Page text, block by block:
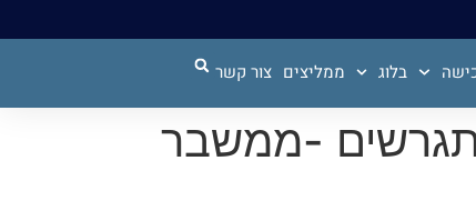
בלוג ממליצים צור קשר
המתגרשים -ממשבר